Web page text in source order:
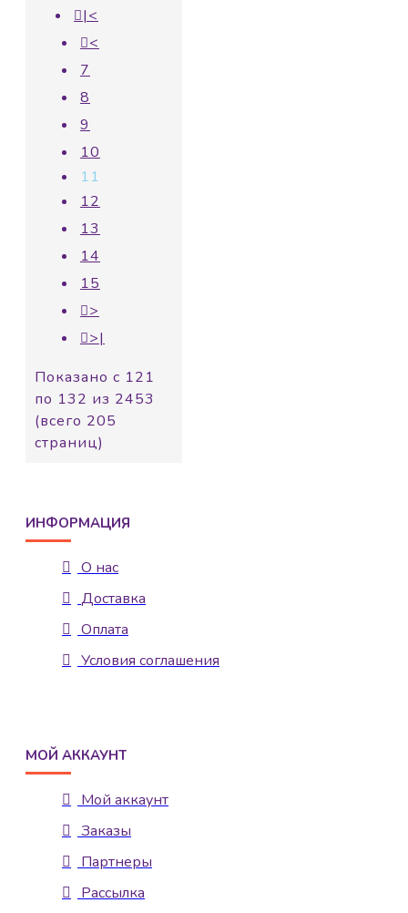
|<
<
7
8
9
10
11
12
13
14
15
>
>|
Показано с 121
по 132 из 2453
(всего 205
страниц)
ИНФОРМАЦИЯ
О нас
Доставка
Оплата
Условия соглашения
МОЙ АККАУНТ
Мой аккаунт
Заказы
Партнеры
Рассылка